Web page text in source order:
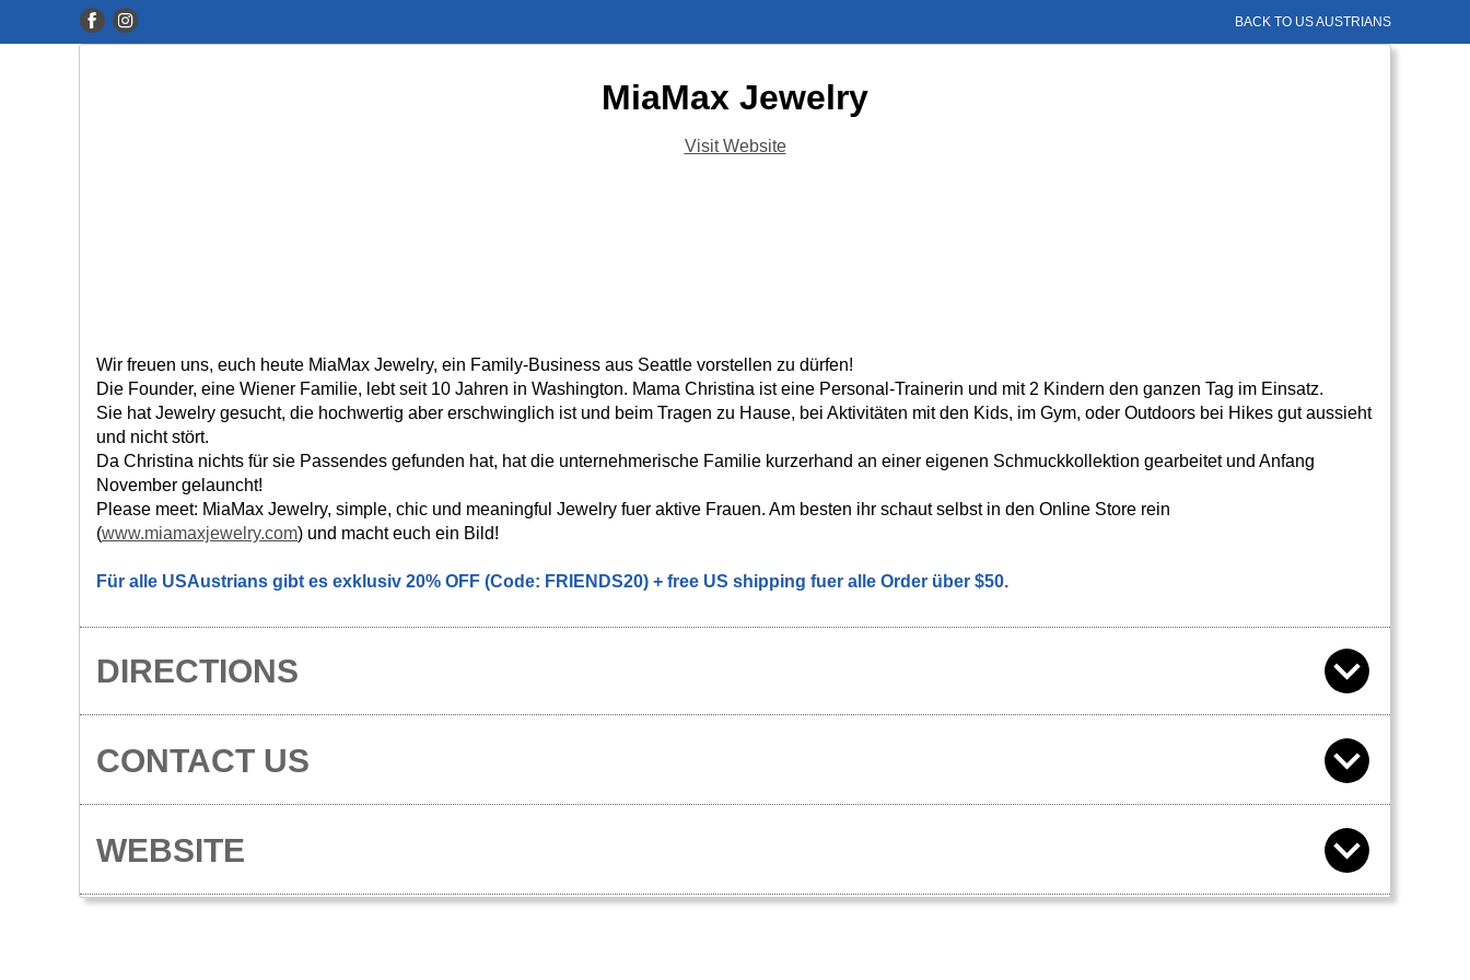
BACK TO US AUSTRIANS
MiaMax Jewelry
Visit Website
Wir freuen uns, euch heute MiaMax Jewelry, ein Family-Business aus Seattle vorstellen zu dürfen!
Die Founder, eine Wiener Familie, lebt seit 10 Jahren in Washington. Mama Christina ist eine Personal-Trainerin und mit 2 Kindern den ganzen Tag im Einsatz.
Sie hat Jewelry gesucht, die hochwertig aber erschwinglich ist und beim Tragen zu Hause, bei Aktivitäten mit den Kids, im Gym, oder Outdoors bei Hikes gut aussieht
und nicht stört.
Da Christina nichts für sie Passendes gefunden hat, hat die unternehmerische Familie kurzerhand an einer eigenen Schmuckkollektion gearbeitet und Anfang
November gelauncht!
Please meet: MiaMax Jewelry, simple, chic und meaningful Jewelry fuer aktive Frauen. Am besten ihr schaut selbst in den Online Store rein
(www.miamaxjewelry.com) und macht euch ein Bild!
Für alle USAustrians gibt es exklusiv 20% OFF (Code: FRIENDS20) + free US shipping fuer alle Order über $50.
DIRECTIONS
CONTACT US
WEBSITE